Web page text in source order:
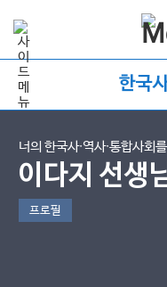
한국
너의 한국사∙역사∙통합사회
이다지 선생
프로필